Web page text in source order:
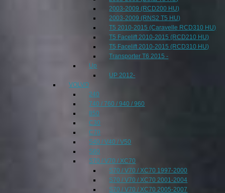
2003-2009 (RCD200 HU)
2003-2009 (RNS2 T5 HU)
T5 2010-2015 (Caravelle RCD310 HU)
T5 Facelift 2010-2015 (RCD210 HU)
T5 Facelift 2010-2015 (RCD310 HU)
Transporter T6 2015 -
Up
UP 2012-
VOLVO
240
740 / 760 / 940 / 960
850
C30
C70
S40 / V40 / V50
S60
S70 / V70 / XC70
S70 / V70 / XC70 1997-2000
S70 / V70 / XC70 2001-2004
S70 / V70 / XC70 2005-2007